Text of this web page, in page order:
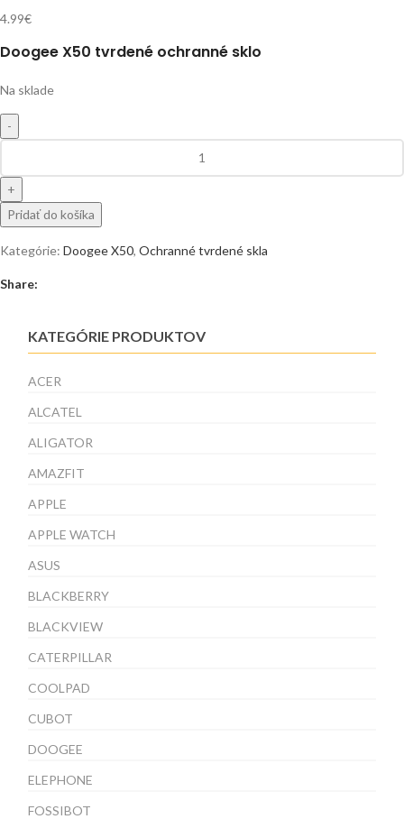
KATEGÓRIE PRODUKTOV
ACER
ALCATEL
ALIGATOR
AMAZFIT
APPLE
APPLE WATCH
ASUS
BLACKBERRY
BLACKVIEW
CATERPILLAR
COOLPAD
CUBOT
DOOGEE
ELEPHONE
FOSSIBOT
4.99€
Doogee X50 tvrdené ochranné sklo
Na sklade
Pridať do košíka
Kategórie: Doogee X50, Ochranné tvrdené skla
Share: